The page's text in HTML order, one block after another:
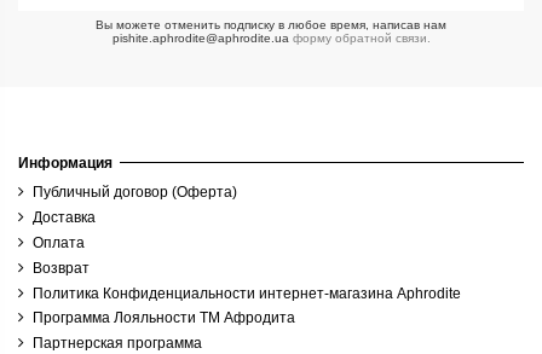
Вы можете отменить подписку в любое время, написав нам
pishite.aphrodite@aphrodite.ua форму обратной связи.
Информация
Публичный договор (Оферта)
Доставка
Оплата
Возврат
Политика Конфиденциальности интернет-магазина Aphrodite
Программа Лояльности ТМ Афродита
Партнерская программа